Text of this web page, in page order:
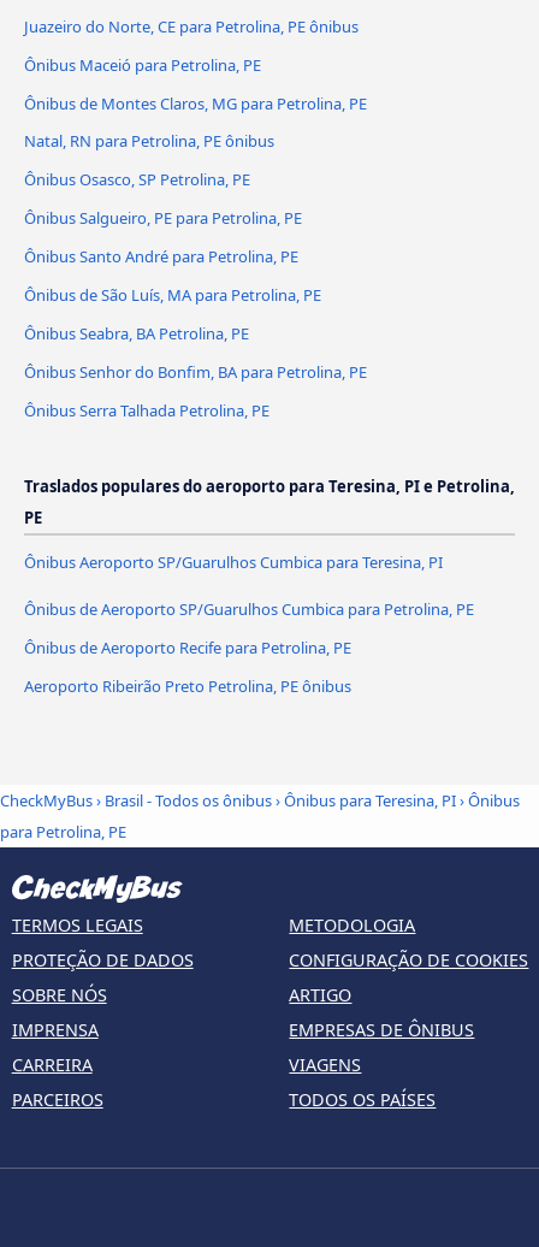
Juazeiro do Norte, CE para Petrolina, PE ônibus
Ônibus Maceió para Petrolina, PE
Ônibus de Montes Claros, MG para Petrolina, PE
Natal, RN para Petrolina, PE ônibus
Ônibus Osasco, SP Petrolina, PE
Ônibus Salgueiro, PE para Petrolina, PE
Ônibus Santo André para Petrolina, PE
Ônibus de São Luís, MA para Petrolina, PE
Ônibus Seabra, BA Petrolina, PE
Ônibus Senhor do Bonfim, BA para Petrolina, PE
Ônibus Serra Talhada Petrolina, PE
Traslados populares do aeroporto para Teresina, PI e Petrolina,
PE
Ônibus Aeroporto SP/Guarulhos Cumbica para Teresina, PI
Ônibus de Aeroporto SP/Guarulhos Cumbica para Petrolina, PE
Ônibus de Aeroporto Recife para Petrolina, PE
Aeroporto Ribeirão Preto Petrolina, PE ônibus
CheckMyBus› Brasil - Todos os ônibus›Ônibus para Teresina, PI›Ônibus
para Petrolina, PE
TERMOS LEGAIS
PROTEÇÃO DE DADOS
SOBRE NÓS
IMPRENSA
CARREIRA
PARCEIROS
METODOLOGIA
CONFIGURAÇÃO DE COOKIES
ARTIGO
EMPRESAS DE ÔNIBUS
VIAGENS
TODOS OS PAÍSES